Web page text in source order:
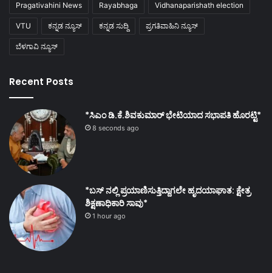
Pragativahini News Rayabhaga Vidhanaparishath election
VTU ಕನ್ನಡ ನ್ಯೂಸ್ ಕನ್ನಡ ಸುದ್ದಿ ಪ್ರಗತಿವಾಹಿನಿ ನ್ಯೂಸ್
ಬೆಳಗಾವಿ ನ್ಯೂಸ್
Recent Posts
*ಸಿಎಂ ಡಿ.ಕೆ.ಶಿವಕುಮಾರ್ ಭೇಟಿಯಾದ ಸಭಾಪತಿ ಹೊರಟ್ಟಿ*
8 seconds ago
*ಬಸ್ ನಲ್ಲಿ ಪ್ರಯಾಣಿಸುತ್ತಿದ್ದಾಗಲೇ ಹೃದಯಾಘಾತ: ಕ್ಷೇತ್ರ
ಶಿಕ್ಷಣಾಧಿಕಾರಿ ಸಾವು*
1 hour ago